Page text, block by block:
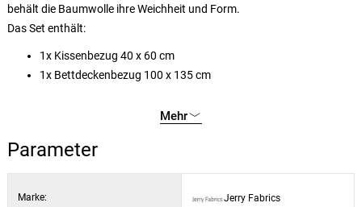
behält die Baumwolle ihre Weichheit und Form.
Das Set enthält:
1x Kissenbezug 40 x 60 cm
1x Bettdeckenbezug 100 x 135 cm
Mehr
Parameter
Marke: Jerry Fabrics